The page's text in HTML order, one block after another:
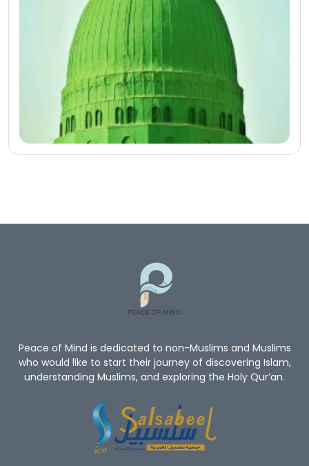
Peace of Mind is dedicated to non-Muslims and Muslims
who would like to start their journey of discovering Islam,
understanding Muslims, and exploring the Holy Qur’an.